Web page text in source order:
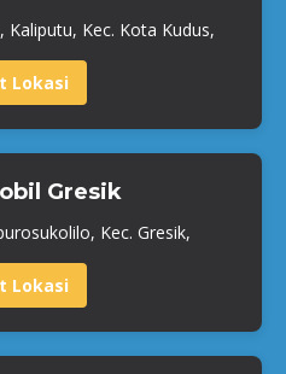
Kaliputu, Kec. Kota Kudus,
Lokasi
Gresik
Kec. Gresik,
Lokasi